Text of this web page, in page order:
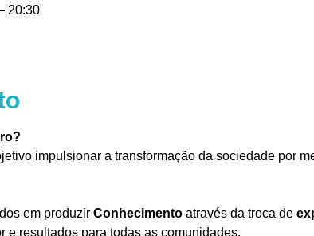
20:30
impulsionar a transformação da sociedade por
em produzir Conhecimento através da troca de
e resultados para todas as comunidades.